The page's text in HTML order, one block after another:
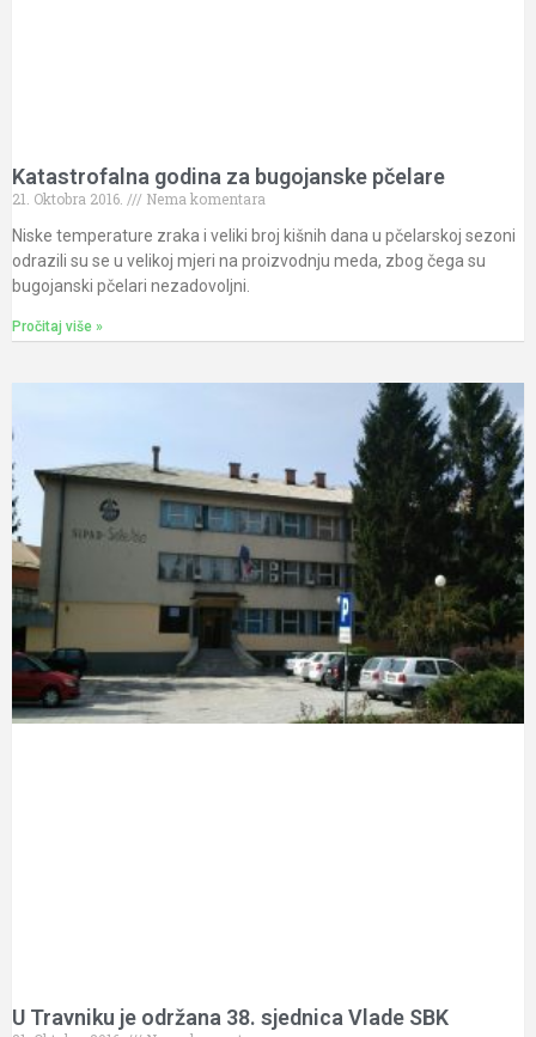
Katastrofalna godina za bugojanske pčelare
21. Oktobra 2016.
Nema komentara
Niske temperature zraka i veliki broj kišnih dana u pčelarskoj sezoni
odrazili su se u velikoj mjeri na proizvodnju meda, zbog čega su
bugojanski pčelari nezadovoljni.
Pročitaj više »
U Travniku je održana 38. sjednica Vlade SBK